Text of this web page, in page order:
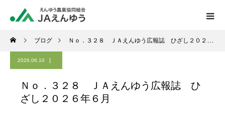
ブログ Ｎｏ．３２８ ＪＡえんゆう広報誌 ひざし２０２６年６月
2026.06.10
Ｎｏ．３２８ ＪＡえんゆう広報誌 ひ
ざし２０２６年６月